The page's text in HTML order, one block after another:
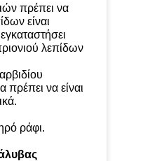
πρέπει να
είναι
λεπίδων
πρέπει να είναι
ράφι.